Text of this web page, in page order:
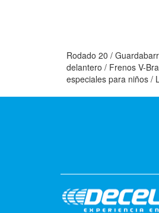
Rodado 20 /
delantero / Frenos V-
especiales para niños /